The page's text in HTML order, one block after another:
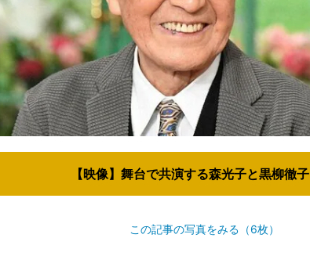
【映像】舞台で共演する森光子と黒柳徹子
この記事の写真をみる（6枚）